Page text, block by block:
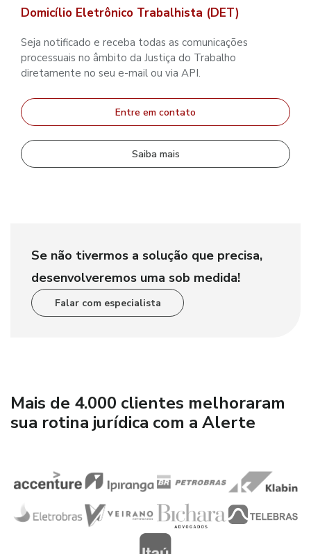
Domicílio Eletrônico Trabalhista (DET)
Seja notificado e receba todas as comunicações
processuais no âmbito da Justiça do Trabalho
diretamente no seu e-mail ou via API.
Entre em contato
Saiba mais
Se não tivermos a solução que precisa,
desenvolveremos uma sob medida!
Falar com especialista
Mais de 4.000 clientes melhoraram
sua rotina jurídica com a Alerte